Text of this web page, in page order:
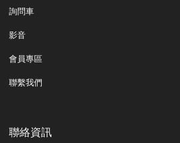
詢問車
影音
會員專區
聯繫我們
聯絡資訊